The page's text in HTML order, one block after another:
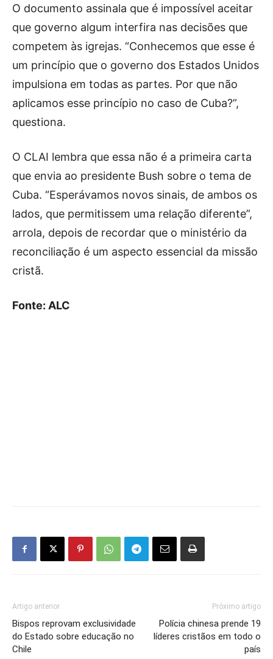
O documento assinala que é impossível aceitar
que governo algum interfira nas decisões que
competem às igrejas. “Conhecemos que esse é
um princípio que o governo dos Estados Unidos
impulsiona em todas as partes. Por que não
aplicamos esse princípio no caso de Cuba?”,
questiona.
O CLAI lembra que essa não é a primeira carta
que envia ao presidente Bush sobre o tema de
Cuba. “Esperávamos novos sinais, de ambos os
lados, que permitissem uma relação diferente”,
arrola, depois de recordar que o ministério da
reconciliação é um aspecto essencial da missão
cristã.
Fonte: ALC
Artigo anterior
Bispos reprovam exclusividade
do Estado sobre educação no
Chile
Próximo artigo
Polícia chinesa prende 19
líderes cristãos em todo o
país